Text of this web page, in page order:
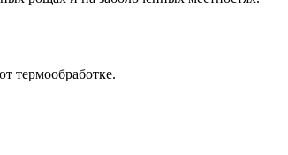
термообработке.